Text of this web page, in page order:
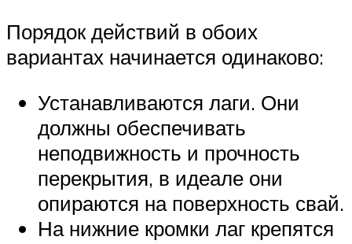
Порядок действий в обоих
вариантах начинается одинаково:
Устанавливаются лаги. Они
должны обеспечивать
неподвижность и прочность
перекрытия, в идеале они
опираются на поверхность свай.
На нижние кромки лаг крепятся